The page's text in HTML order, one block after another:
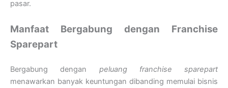
pasar.
Manfaat Bergabung dengan Franchise
Sparepart
Bergabung dengan peluang franchise sparepart
menawarkan banyak keuntungan dibanding memulai bisnis